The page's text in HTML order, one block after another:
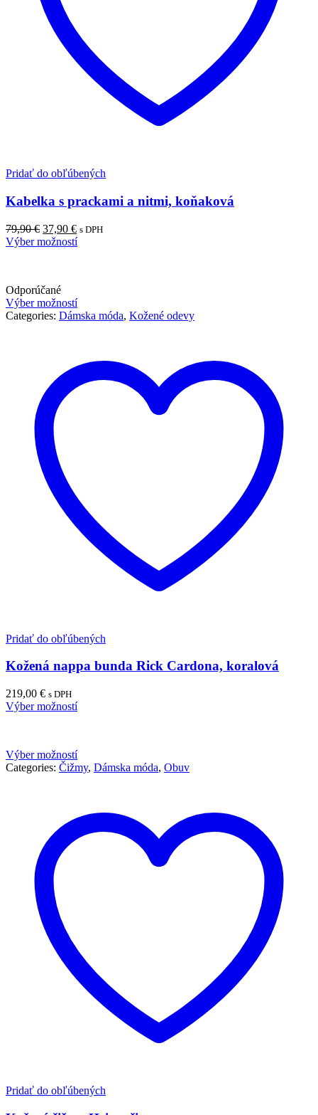
Pridať do obľúbených
Kabelka s prackami a nitmi, koňaková
79,90€ Pôvodná
cena
37,90 €Aktuálna
cena
s DPH
Výber možností
Odporúčané
Výber možností
Categories: Dámska móda, Kožené odevy
Pridať do obľúbených
Kožená nappa bunda Rick Cardona, koralová
219,00 € s DPH
Výber možností
Výber možností
Categories: Čižmy, Dámska móda, Obuv
Pridať do obľúbených